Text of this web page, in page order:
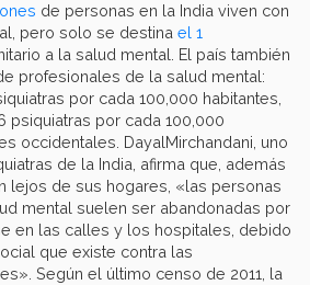
de personas en la India viven con
pero solo se destina el 1
a la salud mental. El país también
profesionales de la salud mental:
por cada 100,000 habitantes,
psiquiatras por cada 100,000
occidentales. DayalMirchandani, uno
de la India, afirma que, además
lejos de sus hogares, «las personas
mental suelen ser abandonadas por
en las calles y los hospitales, debido
que existe contra las
Según el último censo de 2011, la